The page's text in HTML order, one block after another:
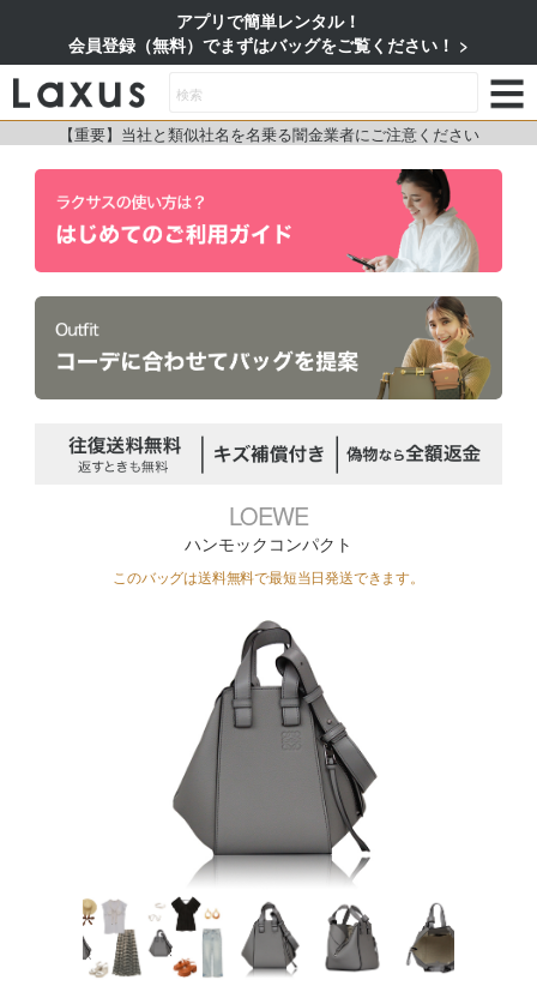
アプリで簡単レンタル！
会員登録（無料）でまずはバッグをご覧ください！
【重要】当社と類似社名を名乗る闇金業者にご注意ください
LOEWE
ハンモックコンパクト
このバッグは送料無料で最短当日発送できます。